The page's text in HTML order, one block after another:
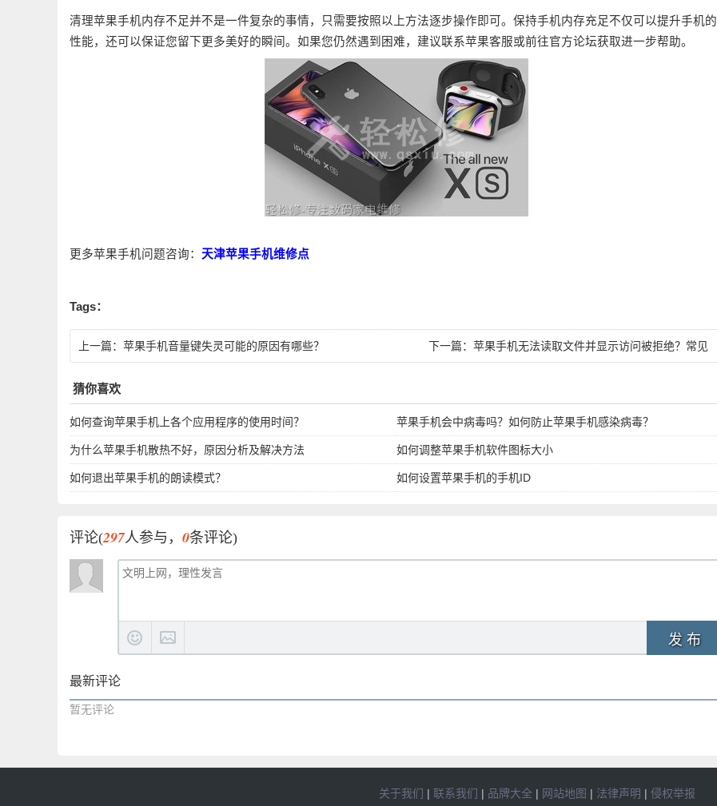
清理苹果手机内存不足并不是一件复杂的事情，只需要按照以上方法逐步操作即可。保持手机内存充足不仅可以提升手机的
性能，还可以保证您留下更多美好的瞬间。如果您仍然遇到困难，建议联系苹果客服或前往官方论坛获取进一步帮助。
更多苹果手机问题咨询： 天津苹果手机维修点
Tags：
上一篇： 苹果手机音量键失灵可能的原因有哪些？ 下一篇：苹果手机无法读取文件并显示访问被拒绝？常见
猜你喜欢
如何查询苹果手机上各个应用程序的使用时间？ 苹果手机会中病毒吗？如何防止苹果手机感染病毒？
为什么苹果手机散热不好，原因分析及解决方法 如何调整苹果手机软件图标大小
如何退出苹果手机的朗读模式？ 如何设置苹果手机的手机ID
评论(297人参与， 0条评论)
发 布
最新评论
暂无评论
关于我们 | 联系我们 | 品牌大全 | 网站地图 | 法律声明 | 侵权举报